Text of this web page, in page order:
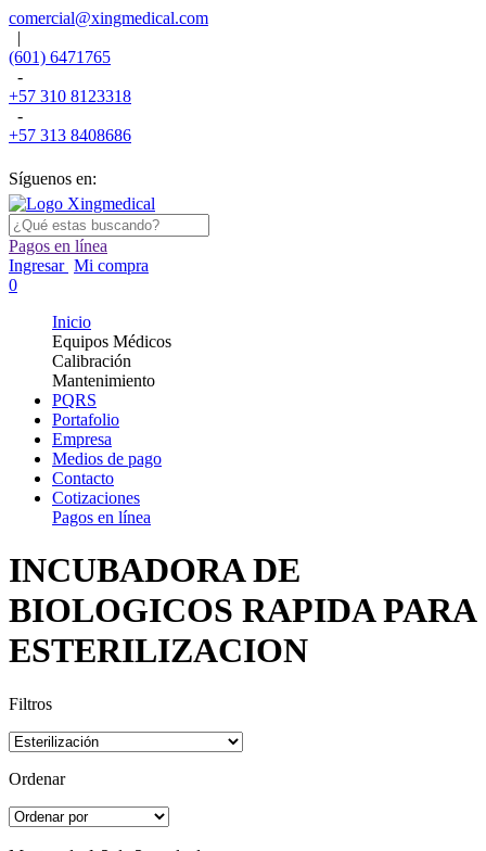
comercial@xingmedical.com
|
(601) 6471765
-
+57 310 8123318
-
+57 313 8408686
Síguenos en:
Pagos en línea
Ingresar Mi compra
0
Inicio
Equipos Médicos
Calibración
Mantenimiento
PQRS
Portafolio
Empresa
Medios de pago
Contacto
Cotizaciones
Pagos en línea
INCUBADORA DE
BIOLOGICOS RAPIDA PARA
ESTERILIZACION
Filtros
Ordenar